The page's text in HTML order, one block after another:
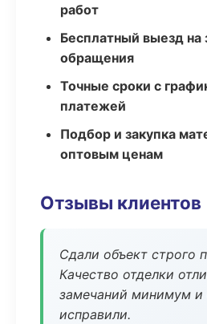
работ
Бесплатный выезд на
обращения
Точные сроки с
платежей
Подбор и закупка
оптовым ценам
Отзывы клиентов
Сдали объект строго
Качество отделки
замечаний минимум и
исправили.